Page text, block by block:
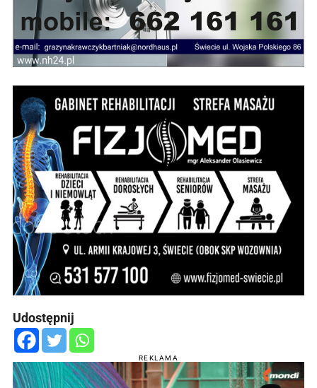
Udostępnij
REKLAMA